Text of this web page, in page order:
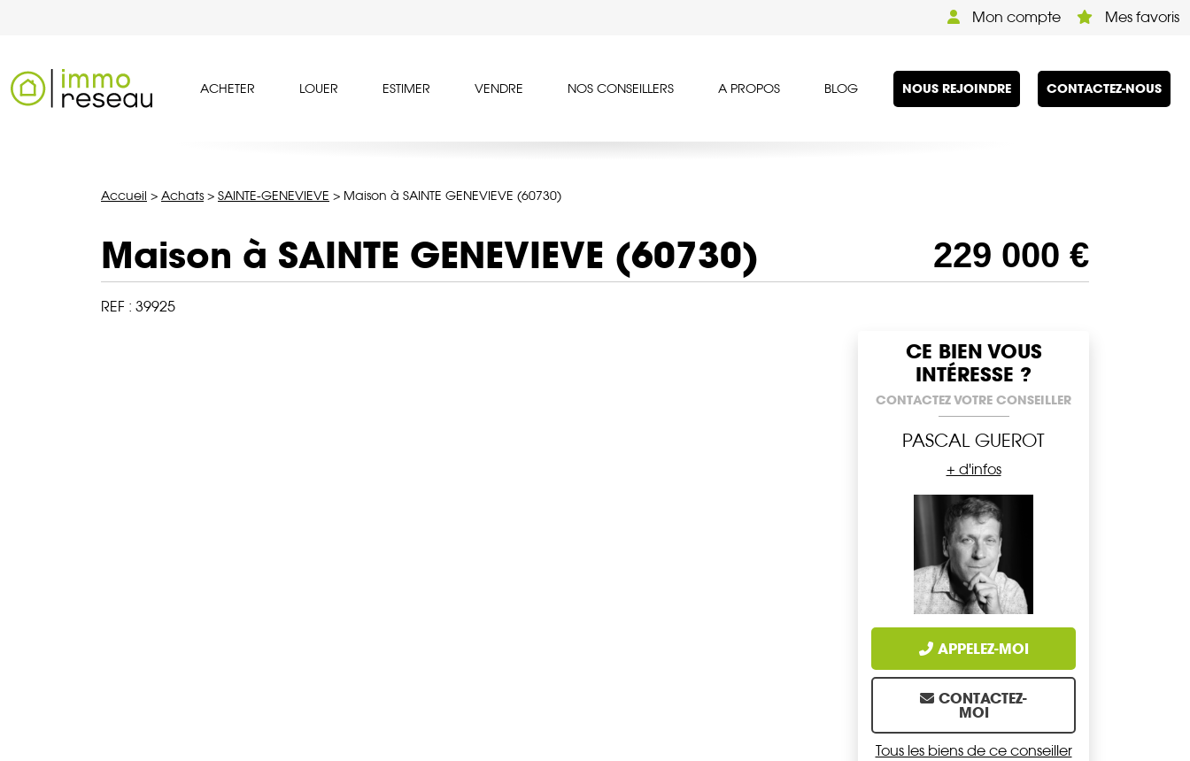
Mon compte Mes favoris
ACHETER LOUER ESTIMER VENDRE NOS CONSEILLERS A PROPOS BLOG NOUS REJOINDRE CONTACTEZ-NOUS
Accueil > Achats > SAINTE-GENEVIEVE > Maison à SAINTE GENEVIEVE (60730)
Maison à SAINTE GENEVIEVE (60730) 229 000 €
REF : 39925
CE BIEN VOUS
INTÉRESSE ?
CONTACTEZ VOTRE CONSEILLER
PASCAL GUEROT
+ d'infos
APPELEZ-MOI
CONTACTEZ-
MOI
Tous les biens de ce conseiller